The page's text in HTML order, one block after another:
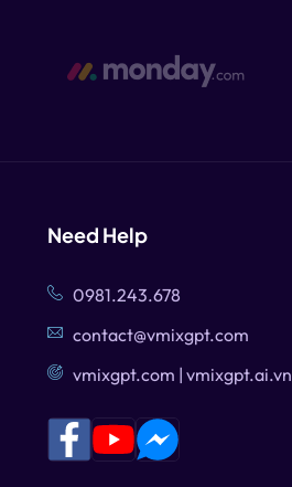
Need Help
0981.243.678
contact@vmixgpt.com
vmixgpt.com | vmixgpt.ai.vn